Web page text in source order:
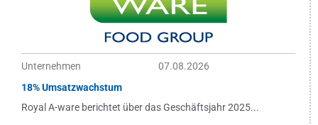
Unternehmen
07.08.2026
18% Umsatzwachstum
Royal A-ware berichtet über das Geschäftsjahr 2025...